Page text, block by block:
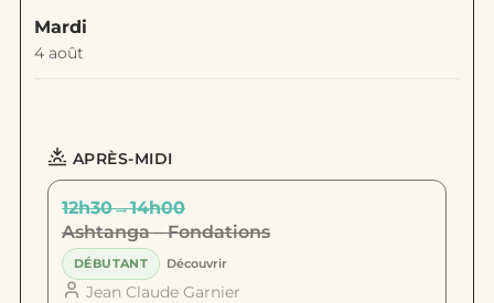
Mardi
4 août
APRÈS-MIDI
12h30→14h00
Ashtanga – Fondations
DÉBUTANT Découvrir
Jean Claude Garnier